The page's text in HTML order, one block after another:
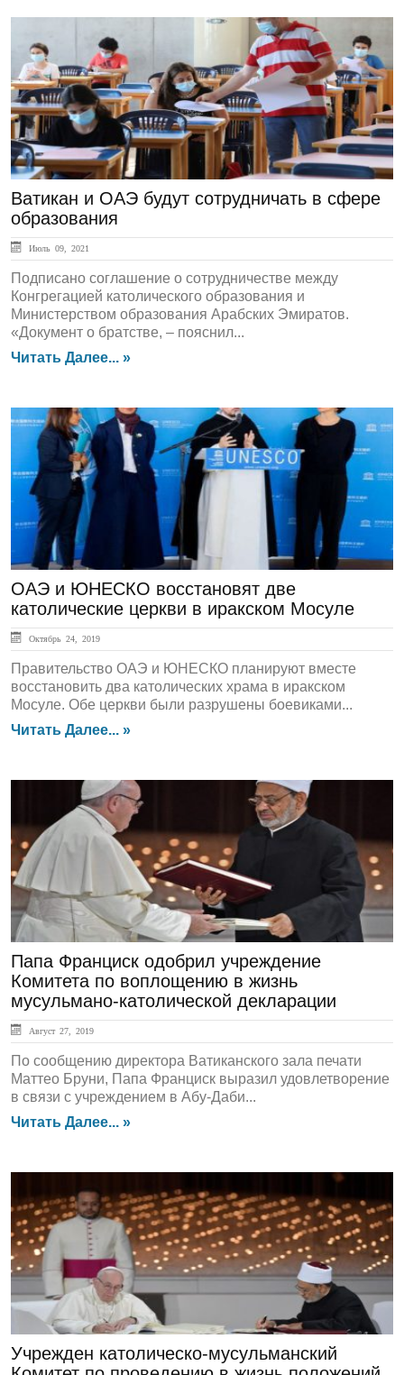
ЛЕНТА НОВОСТЕЙ
Ватикан и ОАЭ будут сотрудничать в сфере
образования
Июль 09, 2021
Подписано соглашение о сотрудничестве между
Конгрегацией католического образования и
Министерством образования Арабских Эмиратов.
«Документ о братстве, – пояснил...
Читать Далее... »
ЛЕНТА НОВОСТЕЙ
ОАЭ и ЮНЕСКО восстановят две
католические церкви в иракском Мосуле
Октябрь 24, 2019
Правительство ОАЭ и ЮНЕСКО планируют вместе
восстановить два католических храма в иракском
Мосуле. Обе церкви были разрушены боевиками...
Читать Далее... »
ЛЕНТА НОВОСТЕЙ
Папа Франциск одобрил учреждение
Комитета по воплощению в жизнь
мусульмано-католической декларации
Август 27, 2019
По сообщению директора Ватиканского зала печати
Маттео Бруни, Папа Франциск выразил удовлетворение
в связи с учреждением в Абу-Даби...
Читать Далее... »
ЛЕНТА НОВОСТЕЙ
Учрежден католическо-мусульманский